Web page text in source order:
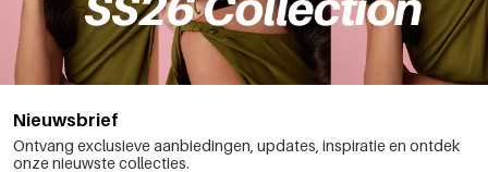
Nieuwsbrief
Ontvang exclusieve aanbiedingen, updates, inspiratie en ontdek
onze nieuwste collecties.